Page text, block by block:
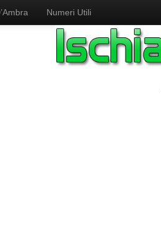
Numeri Utili